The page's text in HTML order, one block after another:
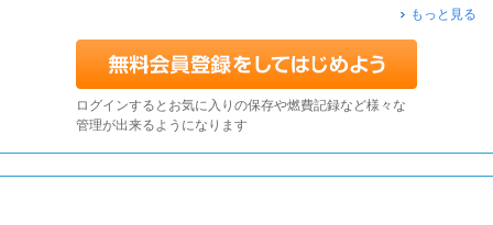
もっと見る
ログインするとお気に入りの保存や燃費記録など様々な
管理が出来るようになります